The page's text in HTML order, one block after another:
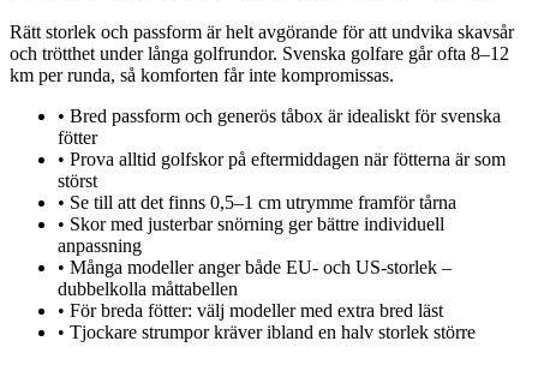
Rätt storlek och passform är helt avgörande för att undvika skavsår
och trötthet under långa golfrundor. Svenska golfare går ofta 8–12
km per runda, så komforten får inte kompromissas.
• Bred passform och generös tåbox är idealiskt för svenska
fötter
• Prova alltid golfskor på eftermiddagen när fötterna är som
störst
• Se till att det finns 0,5–1 cm utrymme framför tårna
• Skor med justerbar snörning ger bättre individuell
anpassning
• Många modeller anger både EU- och US-storlek –
dubbelkolla måttabellen
• För breda fötter: välj modeller med extra bred läst
• Tjockare strumpor kräver ibland en halv storlek större